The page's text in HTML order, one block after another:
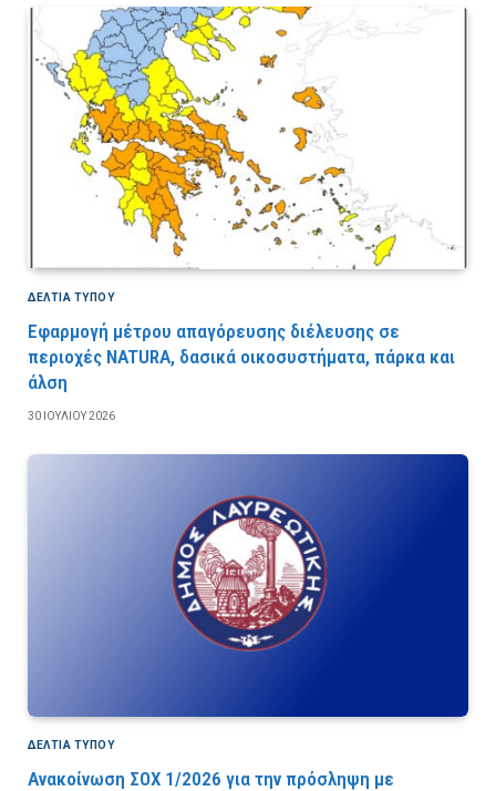
ΔΕΛΤΙΑ ΤΥΠΟΥ
Εφαρμογή μέτρου απαγόρευσης διέλευσης σε
περιοχές NATURA, δασικά οικοσυστήματα, πάρκα και
άλση
30 ΙΟΥΛΊΟΥ 2026
ΔΕΛΤΙΑ ΤΥΠΟΥ
Ανακοίνωση ΣΟΧ 1/2026 για την πρόσληψη με